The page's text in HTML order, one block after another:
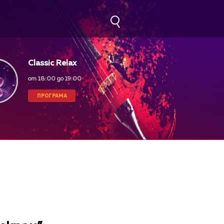
Classic Relax
от 18:00 до 19:00
ПРОГРАМА